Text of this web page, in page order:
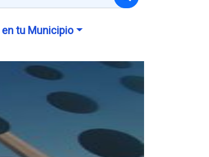
tu Municipio